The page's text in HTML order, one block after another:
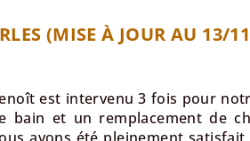
(MISE À JOUR AU 13/
est intervenu 3 fois pour
bain et un remplacement de